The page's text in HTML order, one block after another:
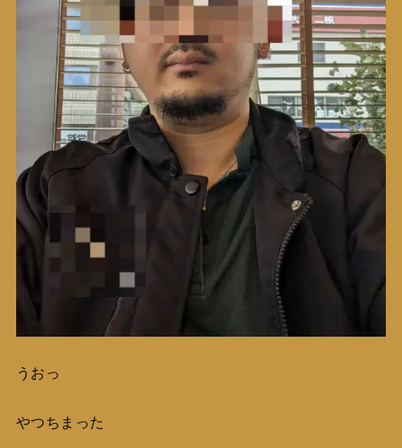
うおっ
やつちまった